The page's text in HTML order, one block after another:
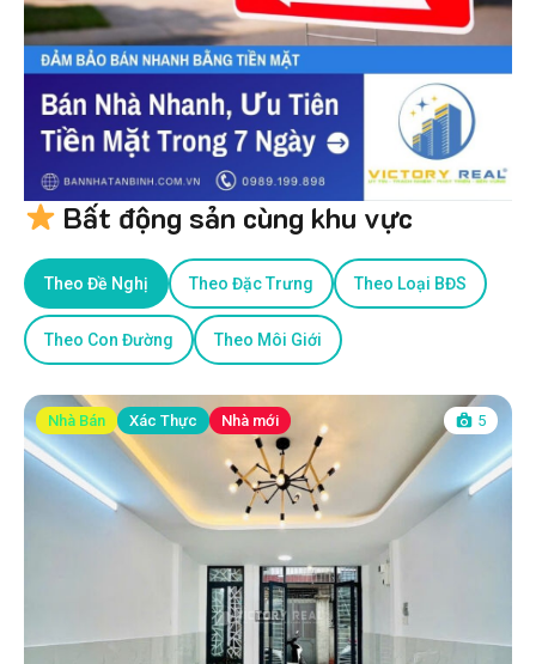
Bất động sản cùng khu vực
Theo Đề Nghị Theo Đặc Trưng Theo Loại BĐS
Theo Con Đường Theo Môi Giới
Nhà Bán Xác Thực Nhà mới 5